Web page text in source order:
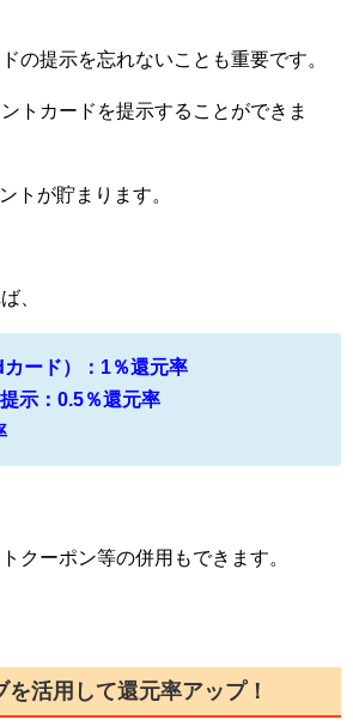
の提示を忘れないことも重要です。
トカードを提示することができま
トが貯まります。
、
ード）：1％還元率
示：0.5％還元率
クーポン等の併用もできます。
活用して還元率アップ！